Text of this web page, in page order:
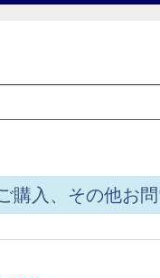
購入、その他お